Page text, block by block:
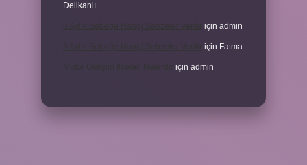
Delikanlı
5 Aylık Bebeğe Hangi Sebzeler Verilir için admin
5 Aylık Bebeğe Hangi Sebzeler Verilir için Fatma
için admin